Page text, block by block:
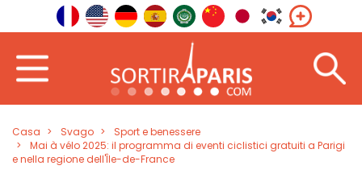
Casa Svago
Sport e benessere
Mai à vélo 2025: il programma di eventi ciclistici gratuiti a Parigi
e nella regione dell'Île-de-France